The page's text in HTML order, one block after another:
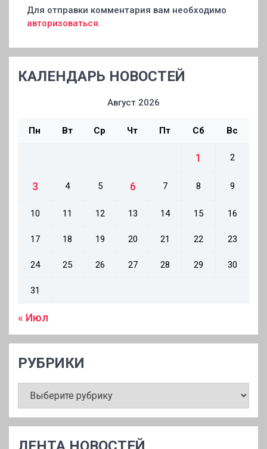
Для отправки комментария вам необходимо
авторизоваться.
КАЛЕНДАРЬ НОВОСТЕЙ
Август 2026
Пн Вт Ср Чт Пт Сб Вс
1 2
3 4 5 6 7 8 9
10 11 12 13 14 15 16
17 18 19 20 21 22 23
24 25 26 27 28 29 30
31
« Июл
РУБРИКИ